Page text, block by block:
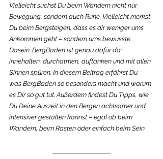
Vielleicht suchst Du beim Wandern nicht nur
Bewegung, sondern auch Ruhe. Vielleicht merkst
Du beim Bergsteigen, dass es dir weniger ums
Ankommen geht – sondern ums bewusste
Dasein. BergBaden ist genau dafür da:
innehalten, durchatmen, auftanken und mit allen
Sinnen spüren. In diesem Beitrag erfährst Du,
was BergBaden so besonders macht und warum
es Dir so gut tut. Außerdem findest Du Tipps, wie
Du Deine Auszeit in den Bergen achtsamer und
intensiver gestalten kannst – egal ob beim
Wandern, beim Rasten oder einfach beim Sein.